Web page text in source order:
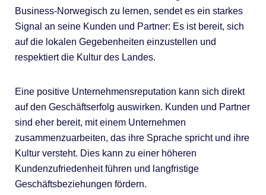
Business-Norwegisch zu lernen, sendet es ein starkes
Signal an seine Kunden und Partner: Es ist bereit, sich
auf die lokalen Gegebenheiten einzustellen und
respektiert die Kultur des Landes.
Eine positive Unternehmensreputation kann sich direkt
auf den Geschäftserfolg auswirken. Kunden und Partner
sind eher bereit, mit einem Unternehmen
zusammenzuarbeiten, das ihre Sprache spricht und ihre
Kultur versteht. Dies kann zu einer höheren
Kundenzufriedenheit führen und langfristige
Geschäftsbeziehungen fördern.